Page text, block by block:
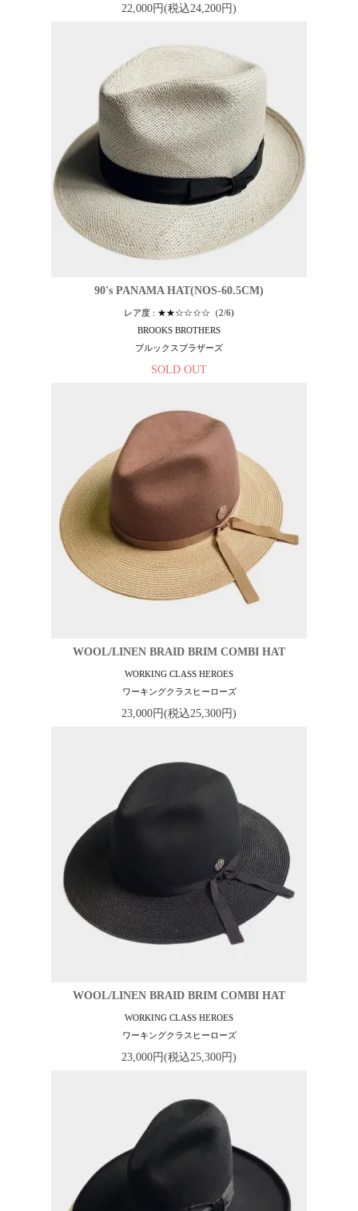
22,000円(税込24,200円)
90's PANAMA HAT(NOS-60.5CM)
レア度 : ★★☆☆☆☆（2/6)
BROOKS BROTHERS
ブルックスブラザーズ
SOLD OUT
WOOL/LINEN BRAID BRIM COMBI HAT
WORKING CLASS HEROES
ワーキングクラスヒーローズ
23,000円(税込25,300円)
WOOL/LINEN BRAID BRIM COMBI HAT
WORKING CLASS HEROES
ワーキングクラスヒーローズ
23,000円(税込25,300円)